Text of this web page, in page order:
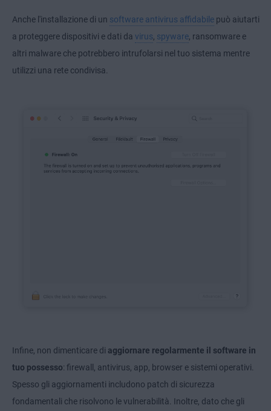
Anche l'installazione di un software antivirus affidabile può aiutarti
a proteggere dispositivi e dati da virus spyware , ransomware e
altri malware che potrebbero intrufolarsi nel tuo sistema mentre
utilizzi una rete condivisa.
Infine, non dimenticare di aggiornare regolarmente il software in
tuo possesso: firewall, antivirus, app, browser e sistemi operativi.
Spesso gli aggiornamenti includono patch di sicurezza
fondamentali che risolvono le vulnerabilità. Inoltre, dato che gli